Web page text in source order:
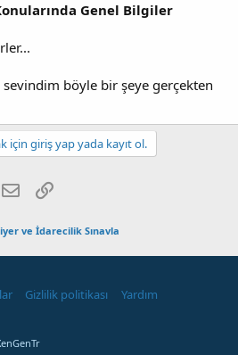
Genel Bilgiler
sevindim böyle bir şeye gerçekten
için giriş yap yada kayıt ol.
E-posta
ve İdarecilik Sınavla
Gizlilik politikası
Yardım